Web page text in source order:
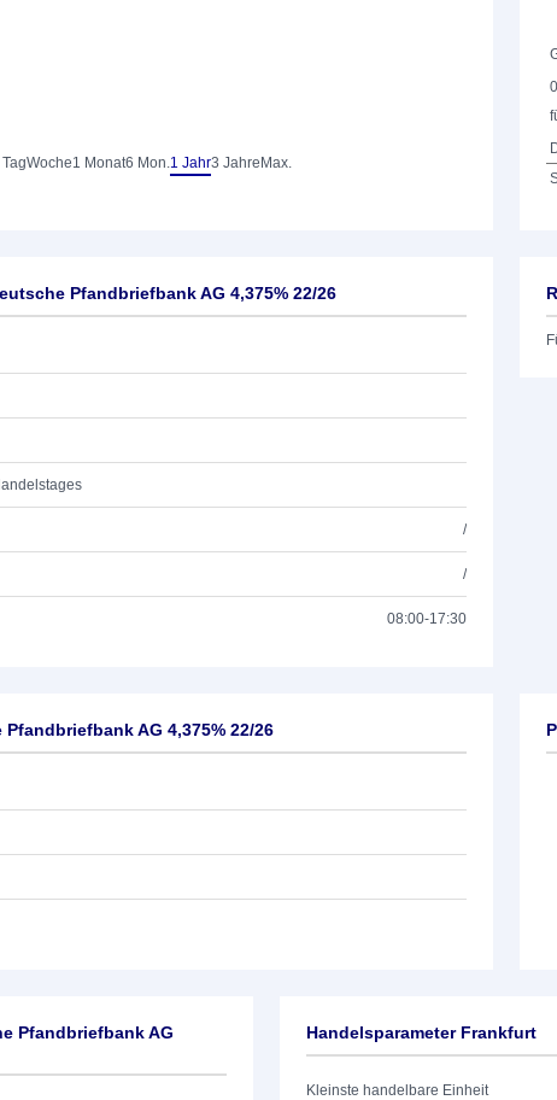
TagWoche1 Monat6 Mon.1 Jahr3 Jahre Max.
0
Pfandbriefbank AG 4,375% 22/26
/
/
08:00-17:30
AG 4,375% 22/26
Pfandbriefbank AG
Handelsparameter Frankfurt
Kleinste handelbare Einheit